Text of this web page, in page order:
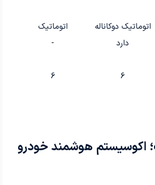
اتوماتیک دوکاناله
اتوماتیک
دارد -
6
6
اکوسیستم هوشمند خودرو